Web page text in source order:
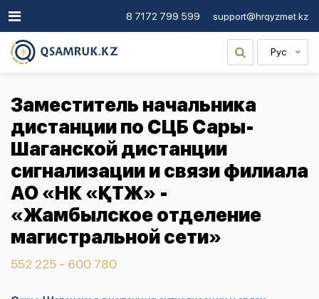
8 7172 799 599 support@hrqyzmet.kz
Рус
Заместитель начальника
дистанции по СЦБ Сары-
Шаганской дистанции
сигнализации и связи филиала
АО «НК «ҚТЖ» -
«Жамбылское отделение
магистральной сети»
552 225 - 600 780